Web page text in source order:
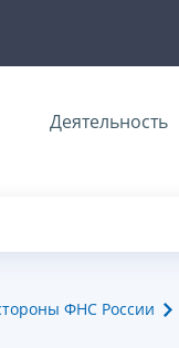
Деятельность
ФНС России